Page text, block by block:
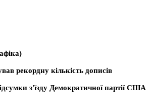
рекордну кількість дописів
з'їзду Демократичної партії США